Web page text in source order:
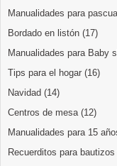
Manualidades para pascua
Bordado en listón (17)
Manualidades para Baby
Tips para el hogar (16)
Navidad (14)
Centros de mesa (12)
Manualidades para 15
Recuerditos para